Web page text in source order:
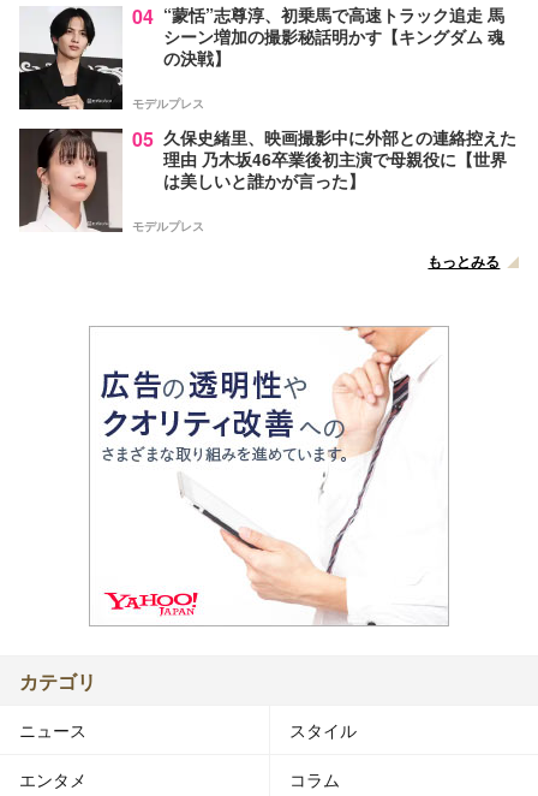
04 “蒙恬”志尊淳、初乗馬で高速トラック追走 馬
シーン増加の撮影秘話明かす【キングダム 魂
の決戦】
モデルプレス
05 久保史緒里、映画撮影中に外部との連絡控えた
理由 乃木坂46卒業後初主演で母親役に【世界
は美しいと誰かが言った】
モデルプレス
もっとみる
カテゴリ
ニュース スタイル
エンタメ コラム